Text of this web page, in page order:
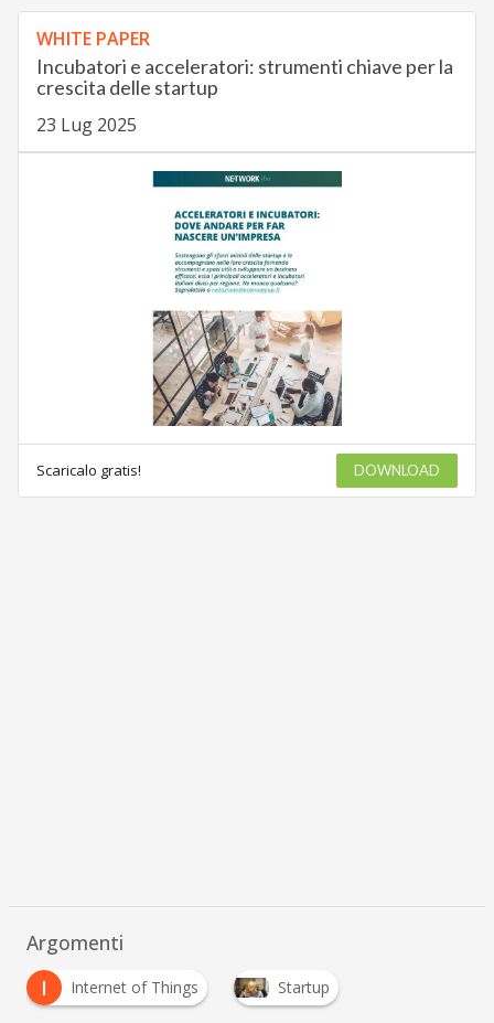
WHITE PAPER
Incubatori e acceleratori: strumenti chiave per la
crescita delle startup
23 Lug 2025
Scaricalo gratis! DOWNLOAD
Argomenti
I
Internet of Things Startup